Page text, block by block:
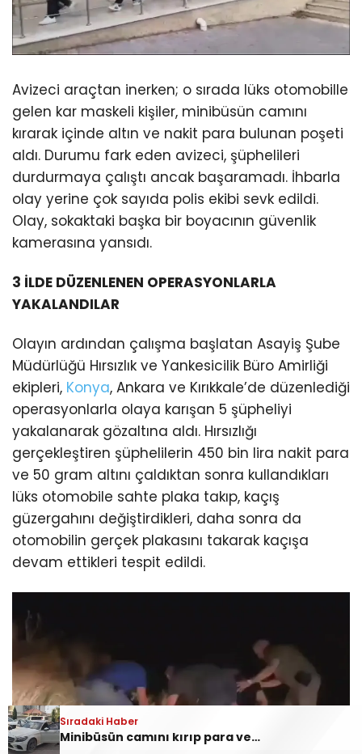
Sıradaki Haber
Minibüsün camını kırıp para ve altınları çalmışlardı! Kar maskeli 5 şüpheli, 3 ilde düzenlenen operasyonlarla yakalandı
Avizeci araçtan inerken; o sırada lüks otomobille
gelen kar maskeli kişiler, minibüsün camını
kırarak içinde altın ve nakit para bulunan poşeti
aldı. Durumu fark eden avizeci, şüphelileri
durdurmaya çalıştı ancak başaramadı. İhbarla
olay yerine çok sayıda polis ekibi sevk edildi.
Olay, sokaktaki başka bir boyacının güvenlik
kamerasına yansıdı.
3 İLDE DÜZENLENEN OPERASYONLARLA
YAKALANDILAR
Olayın ardından çalışma başlatan Asayiş Şube
Müdürlüğü Hırsızlık ve Yankesicilik Büro Amirliği
ekipleri, Konya, Ankara ve Kırıkkale’de düzenlediği
operasyonlarla olaya karışan 5 şüpheliyi
yakalanarak gözaltına aldı. Hırsızlığı
gerçekleştiren şüphelilerin 450 bin lira nakit para
ve 50 gram altını çaldıktan sonra kullandıkları
lüks otomobile sahte plaka takıp, kaçış
güzergahını değiştirdikleri, daha sonra da
otomobilin gerçek plakasını takarak kaçışa
devam ettikleri tespit edildi.